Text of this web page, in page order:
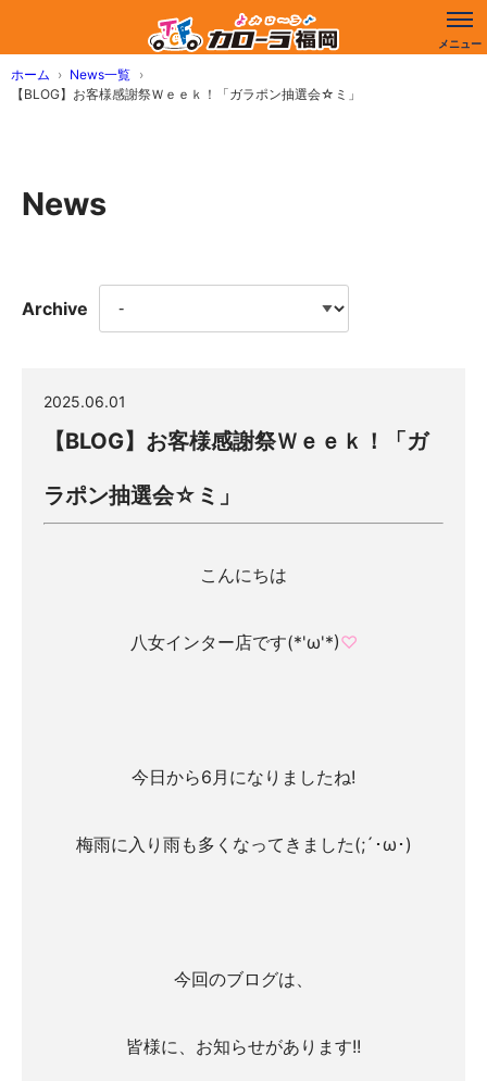
ホーム
News一覧
【BLOG】お客様感謝祭Ｗｅｅｋ！「ガラポン抽選会☆ミ」
News
Archive
2025.06.01
【BLOG】お客様感謝祭Ｗｅｅｋ！「ガ
ラポン抽選会☆ミ」
こんにちは
八女インター店です(*'ω'*)♡
今日から6月になりましたね!
梅雨に入り雨も多くなってきました(;´･ω･)
今回のブログは、
皆様に、お知らせがあります!!